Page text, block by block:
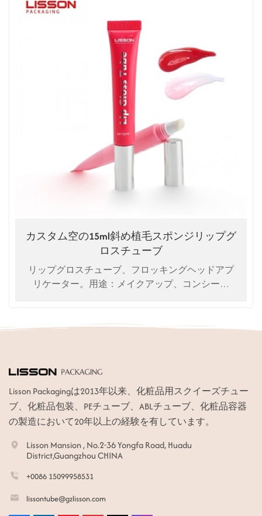
カスタム空の15ml斜め植毛スポンジリップグ
ロスチューブ
リップグロスチューブ、フロッキングヘッドアプ
リケーター。用途：メイクアップ、コンシーラ
Lisson Packagingは2013年以来、化粧品用スクイーズチュー
ブ、化粧品包装、PEチューブ、ABLチューブ、化粧品容器
の製造において20年以上の経験を有しています。
Lisson Mansion , No.2-36 Yongfa Road, Huadu
District,Guangzhou CHINA
+0086 15099958531
lissontube@gzlisson.com